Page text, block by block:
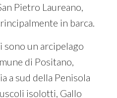
Pietro Laureano,
in barca.
sono un arcipelago
di Positano,
a sud della Penisola
isolotti, Gallo